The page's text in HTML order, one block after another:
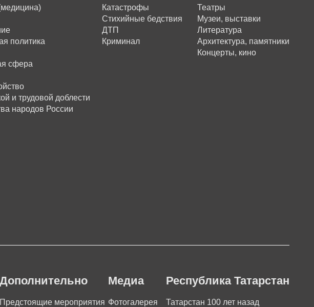
политика
сфера
и трудовой доблести
народов России
Катастрофы
Стихийные бедствия
ДТП
Криминал
Театры
Музеи, выставки
Литература
Архитектура, памятники
Концерты, кино
Дополнительно
Предстоящие мероприятия
Медиа
Фотогалерея
Республика Татарстан
Татарстан 100 лет назад